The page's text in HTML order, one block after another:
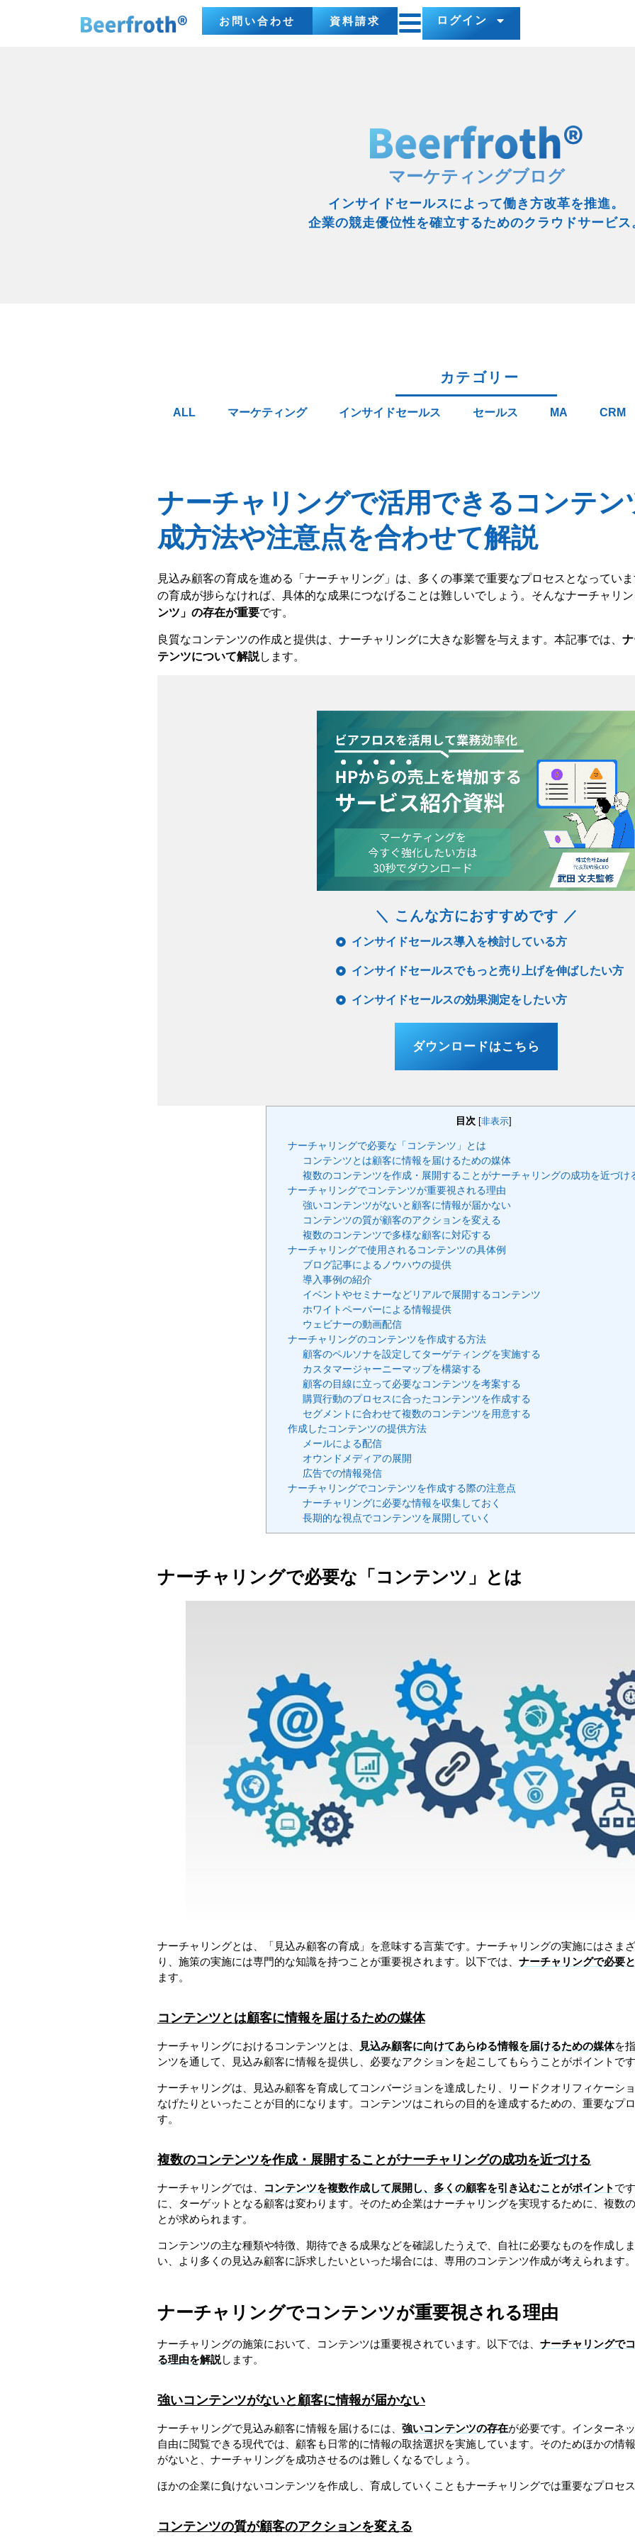
お問い合わせ 資料請求 ログイン
マーケティングブログ
インサイドセールスによって働き方改革を推進。
企業の競走優位性を確立するためのクラウドサービス
カテゴリー
ALL マーケティング インサイドセールス セールス MA CRM
ナーチャリングで活用できるコンテン
成方法や注意点を合わせて解説
見込み顧客の育成を進める「ナーチャリング」は、多くの事業で重要なプロセスとなってい
の育成が捗らなければ、具体的な成果につなげることは難しいでしょう。そんなナーチャリ
ンツ」の存在が重要です。
良質なコンテンツの作成と提供は、ナーチャリングに大きな影響を与えます。本記事では、
テンツについて解説します。
＼ こんな方におすすめです ／
インサイドセールス導入を検討している方
インサイドセールスでもっと売り上げを伸ばしたい方
インサイドセールスの効果測定をしたい方
ダウンロードはこちら
目次 [非表示]
ナーチャリングで必要な「コンテンツ」とは
コンテンツとは顧客に情報を届けるための媒体
複数のコンテンツを作成・展開することがナーチャリングの成功を近づけ
ナーチャリングでコンテンツが重要視される理由
強いコンテンツがないと顧客に情報が届かない
コンテンツの質が顧客のアクションを変える
複数のコンテンツで多様な顧客に対応する
ナーチャリングで使用されるコンテンツの具体例
ブログ記事によるノウハウの提供
導入事例の紹介
イベントやセミナーなどリアルで展開するコンテンツ
ホワイトペーパーによる情報提供
ウェビナーの動画配信
ナーチャリングのコンテンツを作成する方法
顧客のペルソナを設定してターゲティングを実施する
カスタマージャーニーマップを構築する
顧客の目線に立って必要なコンテンツを考案する
購買行動のプロセスに合ったコンテンツを作成する
セグメントに合わせて複数のコンテンツを用意する
作成したコンテンツの提供方法
メールによる配信
オウンドメディアの展開
広告での情報発信
ナーチャリングでコンテンツを作成する際の注意点
ナーチャリングに必要な情報を収集しておく
長期的な視点でコンテンツを展開していく
ナーチャリングで必要な「コンテンツ」とは
ナーチャリングとは、「見込み顧客の育成」を意味する言葉です。ナーチャリングの実施にはさま
り、施策の実施には専門的な知識を持つことが重要視されます。以下では、 ナーチャリングで必要
ます。
コンテンツとは顧客に情報を届けるための媒体
ナーチャリングにおけるコンテンツとは、 見込み顧客に向けてあらゆる情報を届けるための媒体を
ンツを通して、見込み顧客に情報を提供し、必要なアクションを起こしてもらうことがポイントで
ナーチャリングは、見込み顧客を育成してコンバージョンを達成したり、リードクオリフィケーシ
なげたりといったことが目的になります。コンテンツはこれらの目的を達成するための、重要なプ
す。
複数のコンテンツを作成・展開することがナーチャリングの成功を近づける
ナーチャリングでは、 コンテンツを複数作成して展開し、多くの顧客を引き込むことがポイント で
に、ターゲットとなる顧客は変わります。そのため企業はナーチャリングを実現するために、複数
とが求められます。
コンテンツの主な種類や特徴、期待できる成果などを確認したうえで、自社に必要なものを作成し
い、より多くの見込み顧客に訴求したいといった場合には、専用のコンテンツ作成が考えられます。
ナーチャリングでコンテンツが重要視される理由
ナーチャリングの施策において、コンテンツは重要視されています。以下では、 ナーチャリングで
る理由を解説します。
強いコンテンツがないと顧客に情報が届かない
ナーチャリングで見込み顧客に情報を届けるには、 強いコンテンツの存在が必要です。インターネ
自由に閲覧できる現代では、顧客も日常的に情報の取捨選択を実施しています。そのためほかの情
がないと、ナーチャリングを成功させるのは難しくなるでしょう。
ほかの企業に負けないコンテンツを作成し、育成していくこともナーチャリングでは重要なプロセ
コンテンツの質が顧客のアクションを変える